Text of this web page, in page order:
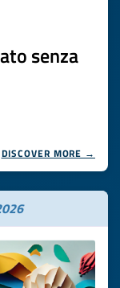
senza
DISCOVER MORE →